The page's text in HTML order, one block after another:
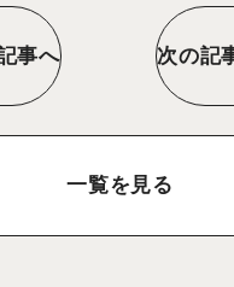
事へ 次の記
一覧を見る